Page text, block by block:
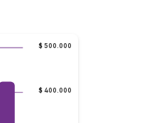
$ 400.000
$ 500.000